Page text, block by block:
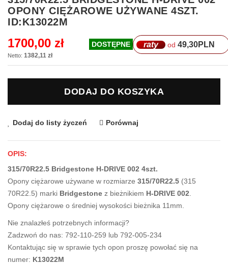
na
początek
galerii
OPONY CIĘŻAROWE UŻYWANE 4SZT.
ID:K13022M
1700,00 zł
1382,11 zł
DOSTĘPNE raty od 49,30PLN
DODAJ DO KOSZYKA
Dodaj do listy życzeń Porównaj
OPIS:
315/70R22.5 Bridgestone H-DRIVE 002 4szt.
Opony ciężarowe używane w rozmiarze 315/70R22.5 (315
70R22.5) marki Bridgestone z bieżnikiem H-DRIVE 002.
Opony ciężarowe o średniej wysokości bieżnika 11mm.
Nie znalazłeś potrzebnych informacji?
Zadzwoń do nas: 792-110-259 lub 792-005-234
Kontaktując się w sprawie tych opon proszę powołać się na
numer: K13022M